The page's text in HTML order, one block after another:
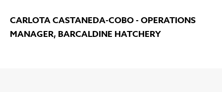
CARLOTA CASTANEDA-COBO - OPERATIONS
MANAGER, BARCALDINE HATCHERY